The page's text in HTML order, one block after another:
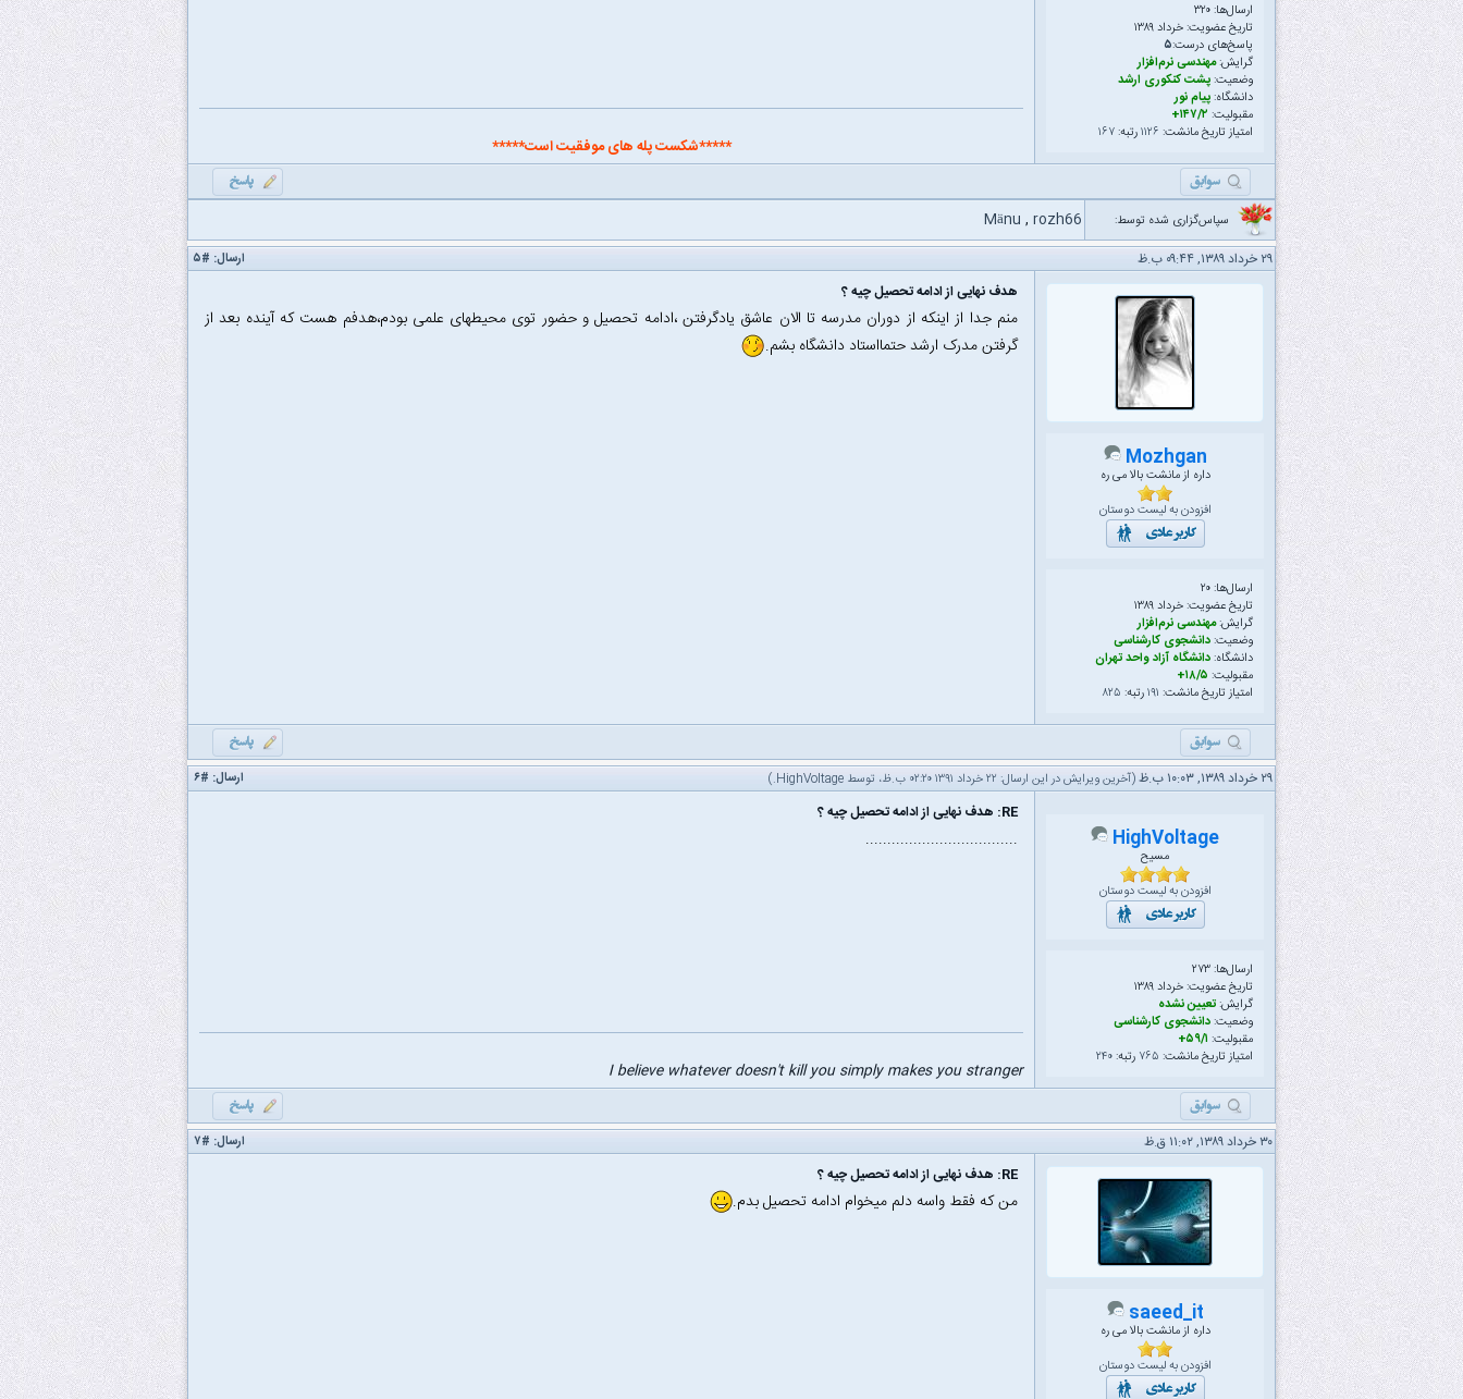
ارسال‌ها: ۳۲۰
تاریخ عضویت: خرداد ۱۳۸۹
پاسخ‌های درست:۵
گرایش:مهندسی نرم‌افزار
وضعیت:پشت کنکوری ارشد
دانشگاه:پیام نور
مقبولیت: ۱۴۷/۲+
امتیاز تاریخ مانشت: ۱۱۲۶رتبه:۱۶۷
*****شکست پله های موفقیت است*****
سپاس‌گزاری شده توسط: rozh66
,
Mänu
ارسال: #۵ ۲۹ خرداد ۱۳۸۹, ۰۹:۴۴ ب.ظ
Mozhgan
داره از مانشت بالا می ره
افزودن به لیست دوستان
ارسال‌ها: ۲۰
تاریخ عضویت: خرداد ۱۳۸۹
گرایش:مهندسی نرم‌افزار
وضعیت:دانشجوی کارشناسی
دانشگاه:دانشگاه آزاد واحد تهران
مقبولیت: ۱۸/۵+
امتیاز تاریخ مانشت: ۱۹۱رتبه: ۸۲۵
هدف نهایی از ادامه تحصیل چیه ؟
منم جدا از اینکه از دوران مدرسه تا الان عاشق یادگرفتن ،ادامه تحصیل و حضور توی محیطهای علمی بودم،هدفم هست که آینده بعد از
گرفتن مدرک ارشد حتمااستاد دانشگاه بشم.
ارسال: #۶ ۲۹ خرداد ۱۳۸۹, ۱۰:۰۳ ب.ظ (آخرین ویرایش در این ارسال: ۲۲ خرداد ۱۳۹۱ ۰۲:۲۰ ب.ظ، توسط HighVoltage
.)
HighVoltage
مسیح
افزودن به لیست دوستان
ارسال‌ها: ۲۷۳
تاریخ عضویت: خرداد ۱۳۸۹
گرایش:تعیین نشده
وضعیت:دانشجوی کارشناسی
مقبولیت: ۵۹/۱+
امتیاز تاریخ مانشت: ۷۶۵ رتبه:۲۴۰
RE: هدف نهایی از ادامه تحصیل چیه ؟
...................................
I believe whatever doesn't kill you simply makes you stranger
ارسال: #۷ ۳۰ خرداد ۱۳۸۹, ۱۱:۰۲ ق.ظ
saeed_it
داره از مانشت بالا می ره
افزودن به لیست دوستان
RE: هدف نهایی از ادامه تحصیل چیه ؟
من که فقط واسه دلم میخوام ادامه تحصیل بدم.